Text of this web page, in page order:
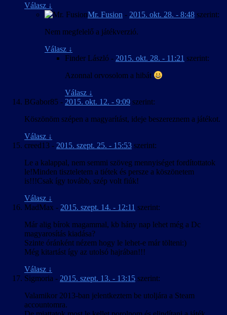
Válasz ↓
Mr. Fusion - 2015. okt. 28. - 8:48 szerint:
Nem megfelelő a játékverzió.
Válasz ↓
Finder László - 2015. okt. 28. - 11:21 szerint:
Azonnal orvosolom a hibát
Válasz ↓
BGabor85 - 2015. okt. 12. - 9:09 szerint:
Köszönöm szépen a magyarítást, ideje beszereznem a játékot.
Válasz ↓
creed13 - 2015. szept. 25. - 15:53 szerint:
Le a kalappal, nem semmi szöveg mennyiséget fordítottatok
le!Minden tiszteletem a tiétek és persze a köszönetem
is!!!Csak így tovább, szép volt fiúk!
Válasz ↓
MadMax - 2015. szept. 14. - 12:11 szerint:
Már alig bírok magammal, kb hány nap lehet még a Dc
magyarosítás kiadása?
Szinte óránként nézem hogy le lehet-e már tölteni:)
Még kitartást így az utolsó hajrában!!!
Válasz ↓
Sigmoria - 2015. szept. 13. - 13:15 szerint:
Valamikor 2013-ban jelentkeztem be utoljára a Steam
accountomra.